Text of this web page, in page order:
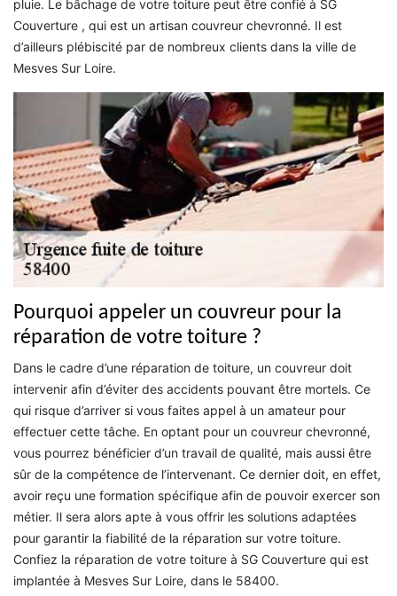
pluie. Le bâchage de votre toiture peut être confié à SG
Couverture , qui est un artisan couvreur chevronné. Il est
d’ailleurs plébiscité par de nombreux clients dans la ville de
Mesves Sur Loire.
Pourquoi appeler un couvreur pour la
réparation de votre toiture ?
Dans le cadre d’une réparation de toiture, un couvreur doit
intervenir afin d’éviter des accidents pouvant être mortels. Ce
qui risque d’arriver si vous faites appel à un amateur pour
effectuer cette tâche. En optant pour un couvreur chevronné,
vous pourrez bénéficier d’un travail de qualité, mais aussi être
sûr de la compétence de l’intervenant. Ce dernier doit, en effet,
avoir reçu une formation spécifique afin de pouvoir exercer son
métier. Il sera alors apte à vous offrir les solutions adaptées
pour garantir la fiabilité de la réparation sur votre toiture.
Confiez la réparation de votre toiture à SG Couverture qui est
implantée à Mesves Sur Loire, dans le 58400.